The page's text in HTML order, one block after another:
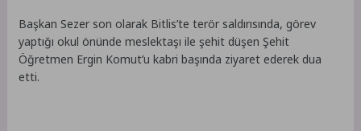
Başkan Sezer son olarak Bitlis’te terör saldırısında, görev
yaptığı okul önünde meslektaşı ile şehit düşen Şehit
Öğretmen Ergin Komut’u kabri başında ziyaret ederek dua
etti.